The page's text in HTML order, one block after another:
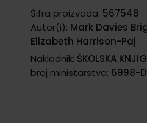
Šifra proizvoda: 567548
Autor(i): Mark Davies
Elizabeth Harrison-Paj
Nakladnik: ŠKOLSKA
broj ministarstva: 6998-